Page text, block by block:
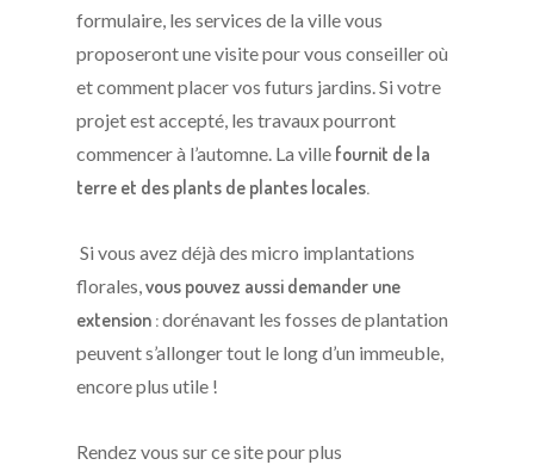
formulaire, les services de la ville vous
proposeront une visite pour vous conseiller où
et comment placer vos futurs jardins. Si votre
projet est accepté, les travaux pourront
commencer à l’automne. La ville fournit de la
terre et des plants de plantes locales.
Si vous avez déjà des micro implantations
florales,vous pouvez aussi demander une
extension :dorénavant les fosses de plantation
peuvent s’allonger tout le long d’un immeuble,
encore plus utile !
Rendez vous sur ce site pour plus